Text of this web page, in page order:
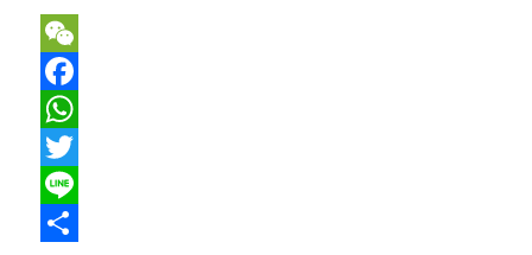
WeChat
Facebook
WhatsApp
Twitter
Line